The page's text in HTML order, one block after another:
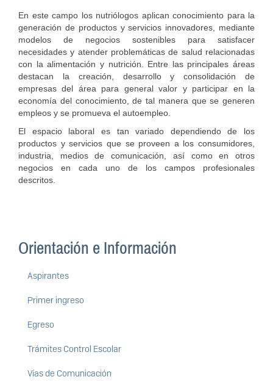
En este campo los nutriólogos aplican conocimiento para la
generación de productos y servicios innovadores, mediante
modelos de negocios sostenibles para satisfacer
necesidades y atender problemáticas de salud relacionadas
con la alimentación y nutrición. Entre las principales áreas
destacan la creación, desarrollo y consolidación de
empresas del área para general valor y participar en la
economía del conocimiento, de tal manera que se generen
empleos y se promueva el autoempleo.
El espacio laboral es tan variado dependiendo de los
productos y servicios que se proveen a los consumidores,
industria, medios de comunicación, así como en otros
negocios en cada uno de los campos profesionales
descritos.
Orientación e Información
Aspirantes
Primer ingreso
Egreso
Trámites Control Escolar
Vías de Comunicación